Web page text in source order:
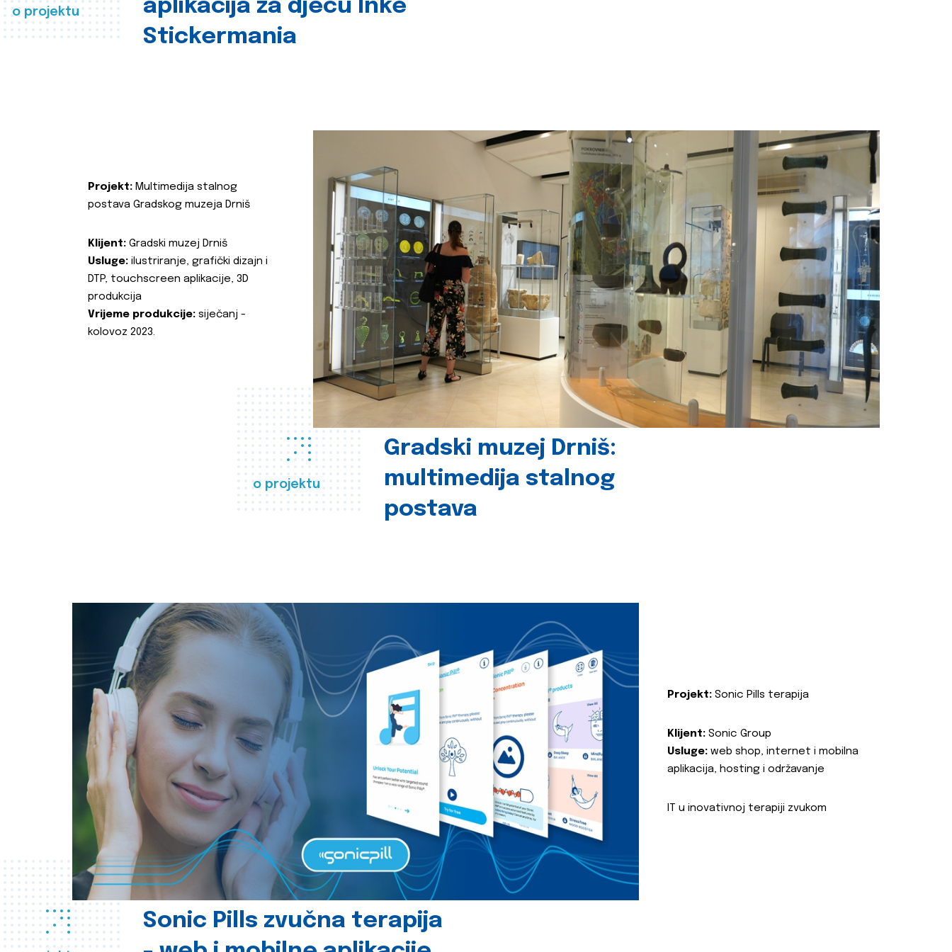
o projektu
aplikacija za djecu Inke
Stickermania
o projektu
Gradski muzej Drniš:
multimedija stalnog
postava
Projekt: Multimedija stalnog
postava Gradskog muzeja Drniš
Klijent: Gradski muzej Drniš
Usluge: ilustriranje, grafički dizajn i
DTP, touchscreen aplikacije, 3D
produkcija
Vrijeme produkcije: siječanj -
kolovoz 2023.
Sonic Pills zvučna terapija
Projekt: Sonic Pills terapija
Klijent: Sonic Group
Usluge: web shop, internet i mobilna
aplikacija, hosting i održavanje
IT u inovativnoj terapiji zvukom